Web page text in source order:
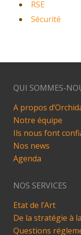
RSE
Sécurité
QUI SOMMES-
A propos
Notre équipe
Ils nous font
Nos news
Agenda
NOS SERVICES
Etat de l’Art
De la stratégie à
Questions